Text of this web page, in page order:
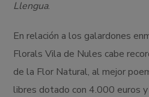
Llengua.
En relación a los galardones
Florals Vila de Nules cabe
de la Flor Natural, al mejor
libres dotado con 4.000 euros